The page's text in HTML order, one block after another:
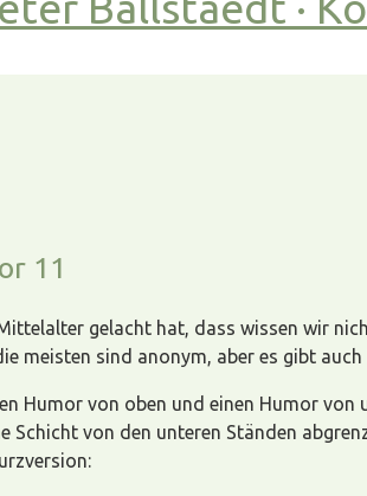
11
gelacht hat, dass wissen wir
meisten sind anonym, aber es gibt
Humor von oben und einen Humor
Schicht von den unteren Ständen